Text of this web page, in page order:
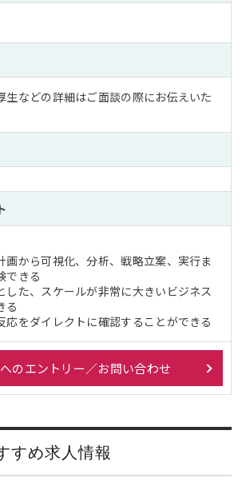
生などの詳細はご面談の際にお伝えいた
画から可視化、分析、戦略立案、実行ま
できる
した、スケールが非常に大きいビジネス
る
応をダイレクトに確認することができる
のエントリー／お問い合わせ
すめ求人情報